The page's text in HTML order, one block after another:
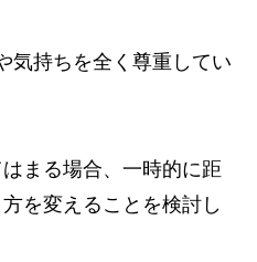
気持ちを全く尊重してい
まる場合、一時的に距
を変えることを検討し